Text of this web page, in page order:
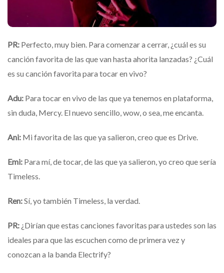
PR: Perfecto, muy bien. Para comenzar a cerrar, ¿cuál es su
canción favorita de las que van hasta ahorita lanzadas? ¿Cuál
es su canción favorita para tocar en vivo?
Adu: Para tocar en vivo de las que ya tenemos en plataforma,
sin duda, Mercy. El nuevo sencillo, wow, o sea, me encanta.
Ani: Mi favorita de las que ya salieron, creo que es Drive.
Emi: Para mí, de tocar, de las que ya salieron, yo creo que sería
Timeless.
Ren:Sí, yo también Timeless, la verdad.
PR: ¿Dirían que estas canciones favoritas para ustedes son las
ideales para que las escuchen como de primera vez y
conozcan a la banda Electrify?